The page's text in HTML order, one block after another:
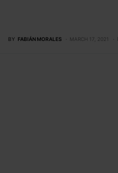
BY FABIÁN MORALES MARCH 17, 2021